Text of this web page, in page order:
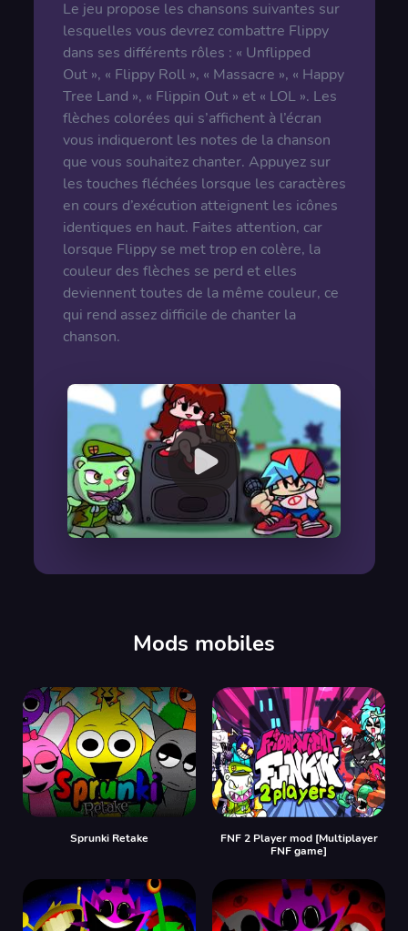
Le jeu propose les chansons suivantes sur
lesquelles vous devrez combattre Flippy
dans ses différents rôles : « Unflipped
Out », « Flippy Roll », « Massacre », « Happy
Tree Land », « Flippin Out » et « LOL ». Les
flèches colorées qui s’affichent à l’écran
vous indiqueront les notes de la chanson
que vous souhaitez chanter. Appuyez sur
les touches fléchées lorsque les caractères
en cours d’exécution atteignent les icônes
identiques en haut. Faites attention, car
lorsque Flippy se met trop en colère, la
couleur des flèches se perd et elles
deviennent toutes de la même couleur, ce
qui rend assez difficile de chanter la
chanson.
Mods mobiles
Sprunki Retake
FNF 2 Player mod [Multiplayer
FNF game]